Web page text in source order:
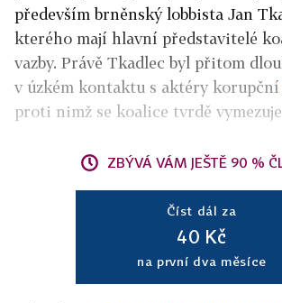
především brněnský lobbista Jan
kterého mají hlavní představitelé
vazby. Právě Tkadlec byl přitom
v úzkém kontaktu s aktéry korupční
proti nimž se koalice tvrdě
ZBÝVÁ VÁM JEŠTĚ 90 %
Číst dál za
40 Kč
na první dva měsíce